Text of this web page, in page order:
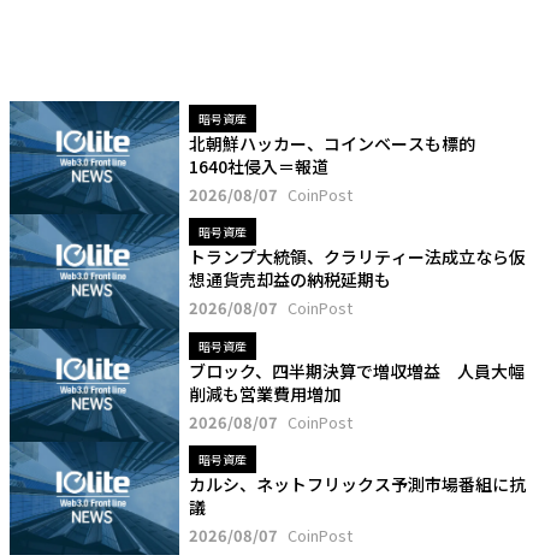
暗号資産
北朝鮮ハッカー、コインベースも標的
1640社侵入＝報道
2026/08/07 CoinPost
暗号資産
トランプ大統領、クラリティー法成立なら仮
想通貨売却益の納税延期も
2026/08/07 CoinPost
暗号資産
ブロック、四半期決算で増収増益 人員大幅
削減も営業費用増加
2026/08/07 CoinPost
暗号資産
カルシ、ネットフリックス予測市場番組に抗
議
2026/08/07 CoinPost